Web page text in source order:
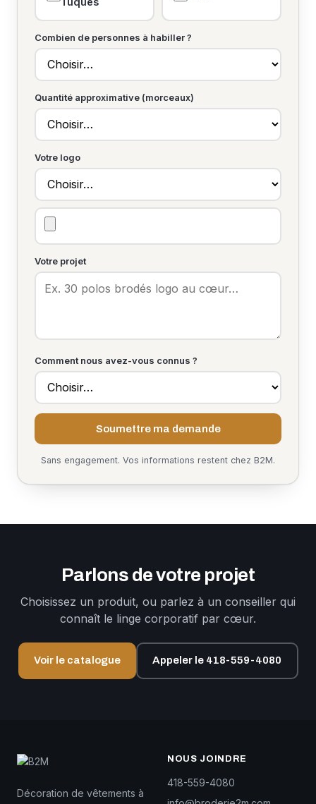
Combien de personnes à habiller ?
Quantité approximative (morceaux)
Votre logo
Votre projet
Comment nous avez-vous connus ?
Soumettre ma demande
Sans engagement. Vos informations restent chez B2M.
Parlons de votre projet
Choisissez un produit, ou parlez à un conseiller qui
connaît le linge corporatif par cœur.
Voir le catalogue Appeler le 418-559-4080
Décoration de vêtements à
NOUS JOINDRE
418-559-4080